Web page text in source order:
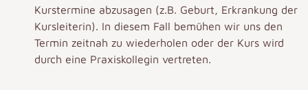
Kurstermine abzusagen (z.B. Geburt, Erkrankung der
Kursleiterin). In diesem Fall bemühen wir uns den
Termin zeitnah zu wiederholen oder der Kurs wird
durch eine Praxiskollegin vertreten.